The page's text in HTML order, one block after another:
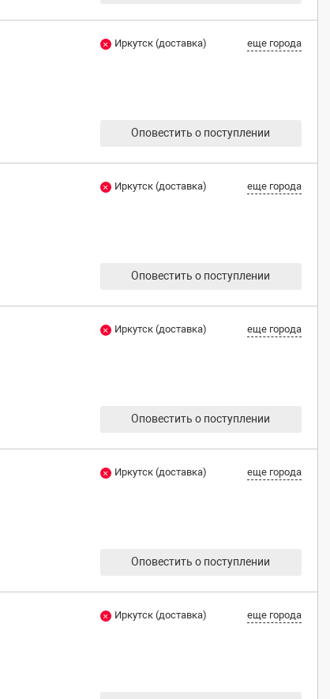
Иркутск (доставка) еще города
Оповестить о поступлении
Иркутск (доставка) еще города
Оповестить о поступлении
Иркутск (доставка) еще города
Оповестить о поступлении
Иркутск (доставка) еще города
Оповестить о поступлении
Иркутск (доставка) еще города